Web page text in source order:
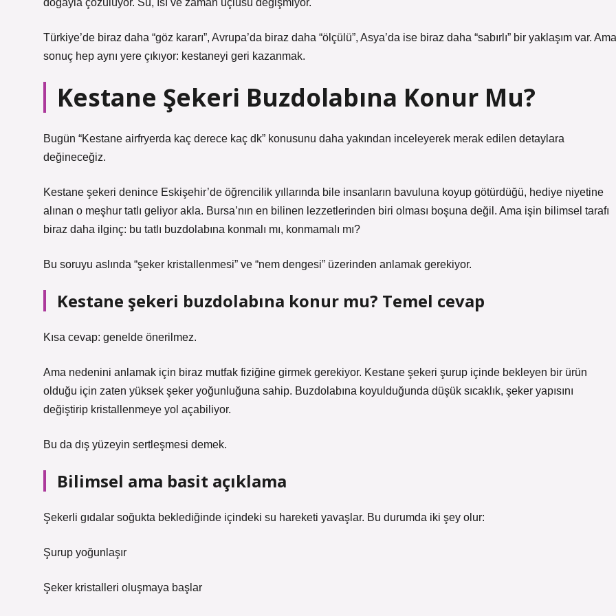
doğayla çözülüyor. Su, ısı ve zaman üçlüsü değişmiyor.
Türkiye’de biraz daha “göz kararı”, Avrupa’da biraz daha “ölçülü”, Asya’da ise biraz daha “sabırlı” bir yaklaşım var. Ama
sonuç hep aynı yere çıkıyor: kestaneyi geri kazanmak.
Kestane Şekeri Buzdolabına Konur Mu?
Bugün “Kestane airfryerda kaç derece kaç dk” konusunu daha yakından inceleyerek merak edilen detaylara
değineceğiz.
Kestane şekeri denince Eskişehir’de öğrencilik yıllarında bile insanların bavuluna koyup götürdüğü, hediye niyetine
alınan o meşhur tatlı geliyor akla. Bursa’nın en bilinen lezzetlerinden biri olması boşuna değil. Ama işin bilimsel tarafı
biraz daha ilginç: bu tatlı buzdolabına konmalı mı, konmamalı mı?
Bu soruyu aslında “şeker kristallenmesi” ve “nem dengesi” üzerinden anlamak gerekiyor.
Kestane şekeri buzdolabına konur mu? Temel cevap
Kısa cevap: genelde önerilmez.
Ama nedenini anlamak için biraz mutfak fiziğine girmek gerekiyor. Kestane şekeri şurup içinde bekleyen bir ürün
olduğu için zaten yüksek şeker yoğunluğuna sahip. Buzdolabına koyulduğunda düşük sıcaklık, şeker yapısını
değiştirip kristallenmeye yol açabiliyor.
Bu da dış yüzeyin sertleşmesi demek.
Bilimsel ama basit açıklama
Şekerli gıdalar soğukta beklediğinde içindeki su hareketi yavaşlar. Bu durumda iki şey olur:
Şurup yoğunlaşır
Şeker kristalleri oluşmaya başlar